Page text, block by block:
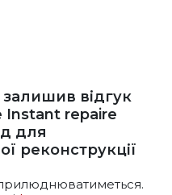
відгук
Instant repaire
для
реконструкції